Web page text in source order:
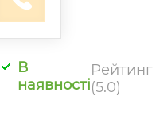
В
наявності
Рейтинг
(5.0)